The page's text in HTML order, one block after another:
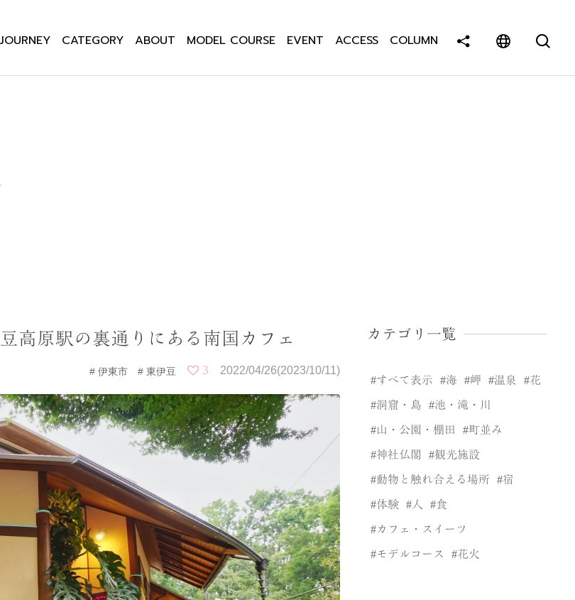
JOURNEY CATEGORY ABOUT MODEL COURSE EVENT ACCESS COLUMN
高原駅の裏通りにある南国カフェ
2022/04/26(2023/10/11)
3
伊東市 東伊豆
カテゴリ一覧
すべて表示 海 岬 温泉 花
洞窟・島 池・滝・川
山・公園・棚田 町並み
神社仏閣 観光施設
動物と触れ合える場所 宿
体験 人 食
カフェ・スイーツ
モデルコース 花火